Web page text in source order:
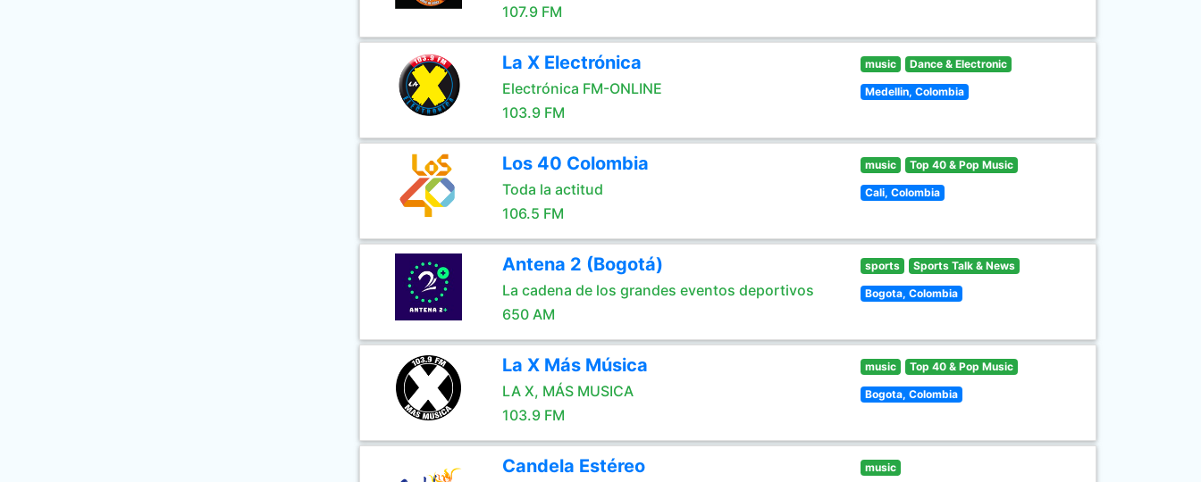
107.9 FM
La X Electrónica
Electrónica FM-ONLINE
103.9 FM
music Dance & Electronic
Medellin, Colombia
Los 40 Colombia
Toda la actitud
106.5 FM
music Top 40 & Pop Music
Cali, Colombia
Antena 2 (Bogotá)
La cadena de los grandes eventos deportivos
650 AM
sports Sports Talk & News
Bogota, Colombia
La X Más Música
LA X, MÁS MUSICA
103.9 FM
music Top 40 & Pop Music
Bogota, Colombia
Candela Estéreo music